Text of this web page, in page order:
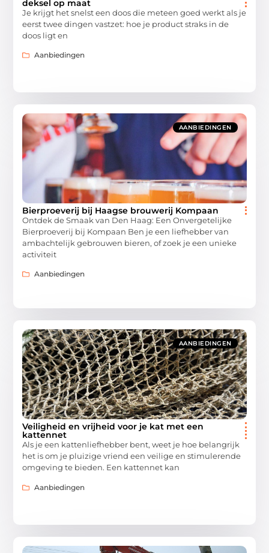
deksel op maat
Je krijgt het snelst een doos die meteen goed werkt als je
eerst twee dingen vastzet: hoe je product straks in de
doos ligt en
Aanbiedingen
AANBIEDINGEN
Bierproeverij bij Haagse brouwerij Kompaan
Ontdek de Smaak van Den Haag: Een Onvergetelijke
Bierproeverij bij Kompaan Ben je een liefhebber van
ambachtelijk gebrouwen bieren, of zoek je een unieke
activiteit
Aanbiedingen
AANBIEDINGEN
Veiligheid en vrijheid voor je kat met een
kattennet
Als je een kattenliefhebber bent, weet je hoe belangrijk
het is om je pluizige vriend een veilige en stimulerende
omgeving te bieden. Een kattennet kan
Aanbiedingen